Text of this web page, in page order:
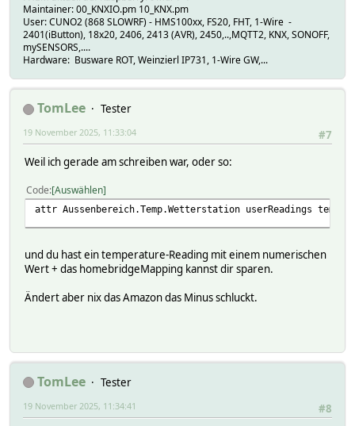
Maintainer: 00_KNXIO.pm 10_KNX.pm
User: CUNO2 (868 SLOWRF) - HMS100xx, FS20, FHT, 1-Wire -
2401(iButton), 18x20, 2406, 2413 (AVR), 2450,..,MQTT2, KNX, SONOFF,
mySENSORS,....
Hardware: Busware ROT, Weinzierl IP731, 1-Wire GW,...
TomLee
Tester
#7
19 November 2025, 11:33:04
Weil ich gerade am schreiben war, oder so:
Code Auswählen
attr Aussenbereich.Temp.Wetterstation userReadings
und du hast ein temperature-Reading mit einem numerischen
Wert + das homebridgeMapping kannst dir sparen.
Ändert aber nix das Amazon das Minus schluckt.
TomLee
Tester
#8
19 November 2025, 11:34:41